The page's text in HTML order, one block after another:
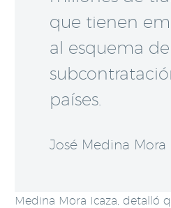
que tienen
al esquema
países.
José Medina Mora
Medina Mora Icaza, detalló